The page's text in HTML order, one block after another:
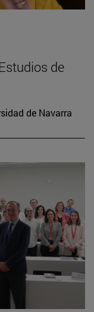
de
de Navarra